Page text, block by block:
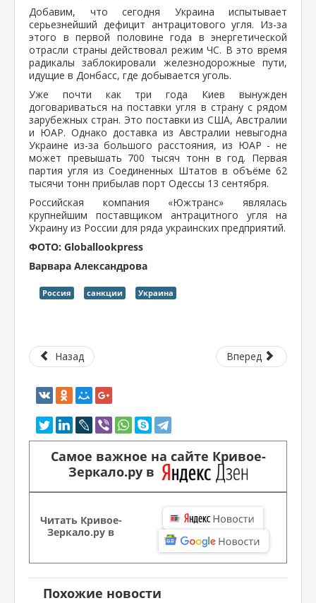
Добавим, что сегодня Украина испытывает
серьезнейший дефицит антрацитового угля. Из-за
этого в первой половине года в энергетической
отрасли страны действовал режим ЧС. В это время
радикалы заблокировали железнодорожные пути,
идущие в Донбасс, где добывается уголь.
Уже почти как три года Киев вынужден
договариваться на поставки угля в страну с рядом
зарубежных стран. Это поставки из США, Австралии
и ЮАР. Однако доставка из Австралии невыгодна
Украине из-за большого расстояния, из ЮАР - не
может превышать 700 тысяч тонн в год. Первая
партия угля из Соединенных Штатов в объёме 62
тысячи тонн прибылав порт Одессы 13 сентября.
Российская компания «Южтранс» являлась
крупнейшим поставщиком антрацитного угля на
Украину из России для ряда украинских предприятий.
ФОТО: Globallookpress
Варвара Александрова
Россия санкции Украина
Назад Вперед
Самое важное на сайте Кривое-
Зеркало.ру в
Читать Кривое-
Зеркало.ру в
Похожие новости